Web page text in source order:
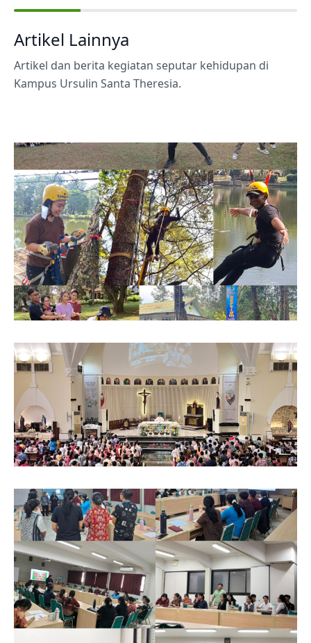
Artikel Lainnya
Artikel dan berita kegiatan seputar kehidupan di
Kampus Ursulin Santa Theresia.